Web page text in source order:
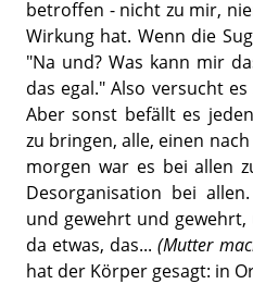
betroffen - nicht zu mir,
Wirkung hat. Wenn die
"Na und? Was kann mir
das egal." Also versucht
Aber sonst befällt es
zu bringen, alle, einen
morgen war es bei allen
Desorganisation bei
und gewehrt und
da etwas, das...(Mutter
hat der Körper gesagt: in